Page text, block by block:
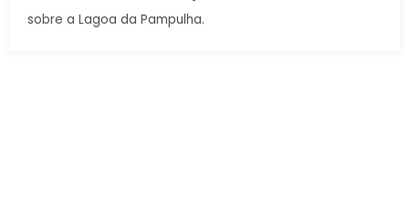
sobre a Lagoa da Pampulha.